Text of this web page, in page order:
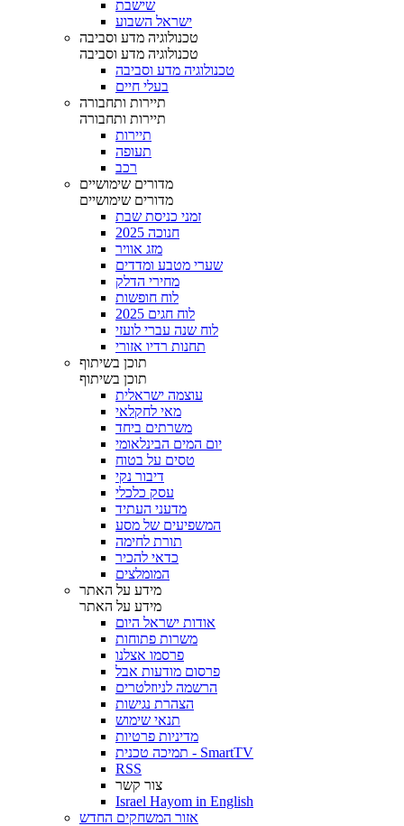
שישבת
ישראל השבוע
טכנולוגיה מדע וסביבה
טכנולוגיה מדע וסביבה
טכנולוגיה מדע וסביבה
בעלי חיים
תיירות ותחבורה
תיירות ותחבורה
תיירות
תעופה
רכב
מדורים שימושיים
מדורים שימושיים
זמני כניסת שבת
חנוכה 2025
מזג אוויר
שערי מטבע ומדדים
מחירי הדלק
לוח חופשות
לוח חגים 2025
לוח שנה עברי לועזי
תחנות רדיו אזורי
תוכן בשיתוף
תוכן בשיתוף
עוצמה ישראלית
מאי לחקלאי
משרתים ביחד
יום המים הבינלאומי
טסים על בטוח
דיבור נקי
עסק כלכלי
מדעני העתיד
המשפיעים של מסע
תורת לחימה
כדאי להכיר
המומלצים
מידע על האתר
מידע על האתר
אודות ישראל היום
משרות פתוחות
פרסמו אצלנו
פרסום מודעות אבל
הרשמה לניוזלטרים
הצהרת נגישות
תנאי שימוש
מדיניות פרטיות
תמיכה טכנית - SmartTV
RSS
צור קשר
Israel Hayom in English
אזור המשחקים החדש